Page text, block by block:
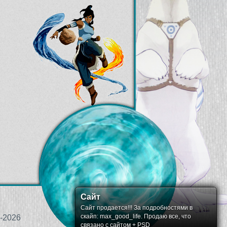
2026
Сайт
Сайт продается!!! За подробностями в
скайп: max_good_life. Продаю все, что
связано с сайтом + PSD